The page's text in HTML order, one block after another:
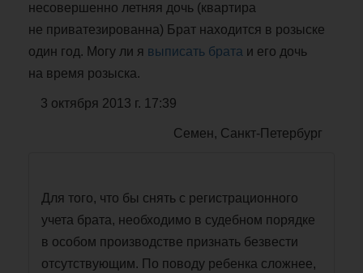
несовершенно летняя дочь (квартира
не приватезированна) Брат находится в розыске
один год. Могу ли я выписать брата и его дочь
на время розыска.
3 октября 2013 г. 17:39
Семен, Санкт-Петербург
Для того, что бы снять с регистрационного
учета брата, необходимо в судебном порядке
в особом производстве признать безвести
отсутствующим. По поводу ребенка сложнее,